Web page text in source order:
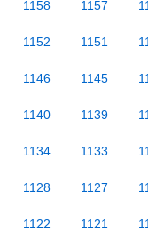
1158 1157
1152 1151
1146 1145
1140 1139
1134 1133
1128 1127
1122 1121